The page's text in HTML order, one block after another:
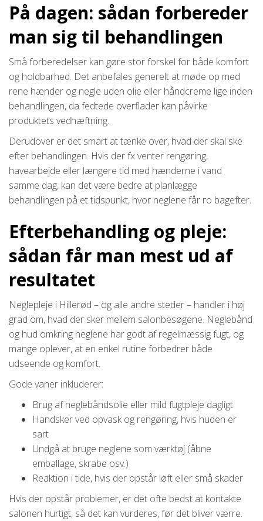
På dagen: sådan forbereder
man sig til behandlingen
Små forberedelser kan gøre stor forskel for både komfort
og holdbarhed. Det anbefales generelt at møde op med
rene hænder og negle uden olie eller håndcreme lige inden
behandlingen, da fedtede overflader kan påvirke
produktets vedhæftning.
Derudover er det smart at tænke over, hvad der skal ske
efter behandlingen. Hvis der fx venter rengøring,
havearbejde eller længere tid med hænderne i vand
samme dag, kan det være bedre at planlægge
behandlingen på et tidspunkt, hvor neglene får ro bagefter.
Efterbehandling og pleje:
sådan får man mest ud af
resultatet
Neglepleje i Hillerød – og alle andre steder – handler i høj
grad om, hvad der sker mellem salonbesøgene. Neglebånd
og hud omkring neglene har godt af regelmæssig fugt, og
mange oplever, at en enkel rutine forbedrer både
udseende og komfort.
Gode vaner inkluderer:
Brug af neglebåndsolie eller mild fugtpleje dagligt
Handsker ved opvask og rengøring, hvis huden er
sart
Undgå at bruge neglene som værktøj (åbne
emballage, skrabe osv.)
Reaktion i tide, hvis der opstår løft eller små skader
Hvis der opstår problemer, er det ofte bedst at kontakte
salonen hurtigt, så det kan vurderes, før det bliver værre.